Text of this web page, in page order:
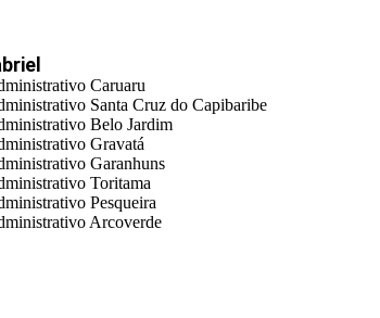
Caruaru
Santa Cruz do Capibaribe
Belo Jardim
Gravatá
Garanhuns
Toritama
Pesqueira
Arcoverde